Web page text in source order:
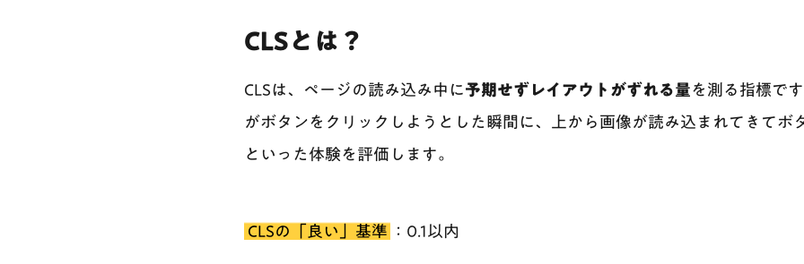
CLSとは？
CLSは、ページの読み込み中に予期せずレイアウトがずれる量を測る指標で
がボタンをクリックしようとした瞬間に、上から画像が読み込まれてきてボ
といった体験を評価します。
CLSの「良い」基準 ：0.1以内